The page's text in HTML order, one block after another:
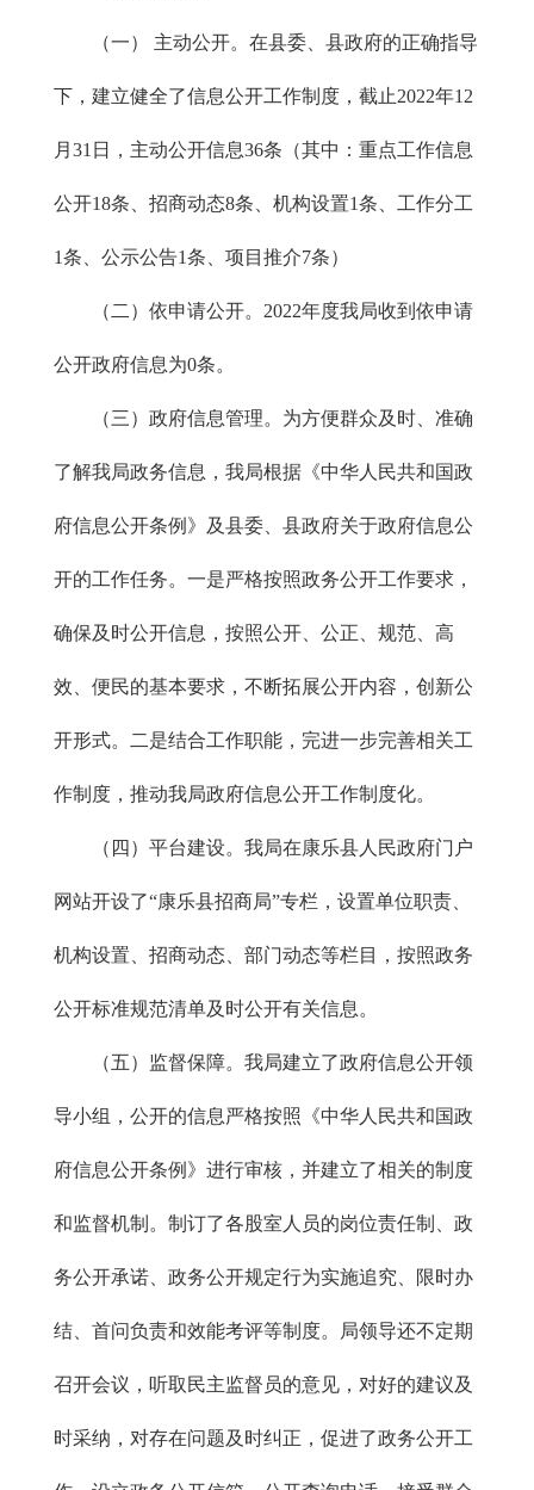
（一） 主动公开。在县委、县政府的正确指导
下，建立健全了信息公开工作制度，截止2022年12
月31日，主动公开信息36条（其中：重点工作信息
公开18条、招商动态8条、机构设置1条、工作分工
1条、公示公告1条、项目推介7条）
（二）依申请公开。2022年度我局收到依申请
公开政府信息为0条。
（三）政府信息管理。为方便群众及时、准确
了解我局政务信息，我局根据《中华人民共和国政
府信息公开条例》及县委、县政府关于政府信息公
开的工作任务。一是严格按照政务公开工作要求，
确保及时公开信息，按照公开、公正、规范、高
效、便民的基本要求，不断拓展公开内容，创新公
开形式。二是结合工作职能，完进一步完善相关工
作制度，推动我局政府信息公开工作制度化。
（四）平台建设。我局在康乐县人民政府门户
网站开设了“康乐县招商局”专栏，设置单位职责、
机构设置、招商动态、部门动态等栏目，按照政务
公开标准规范清单及时公开有关信息。
（五）监督保障。我局建立了政府信息公开领
导小组，公开的信息严格按照《中华人民共和国政
府信息公开条例》进行审核，并建立了相关的制度
和监督机制。制订了各股室人员的岗位责任制、政
务公开承诺、政务公开规定行为实施追究、限时办
结、首问负责和效能考评等制度。局领导还不定期
召开会议，听取民主监督员的意见，对好的建议及
时采纳，对存在问题及时纠正，促进了政务公开工